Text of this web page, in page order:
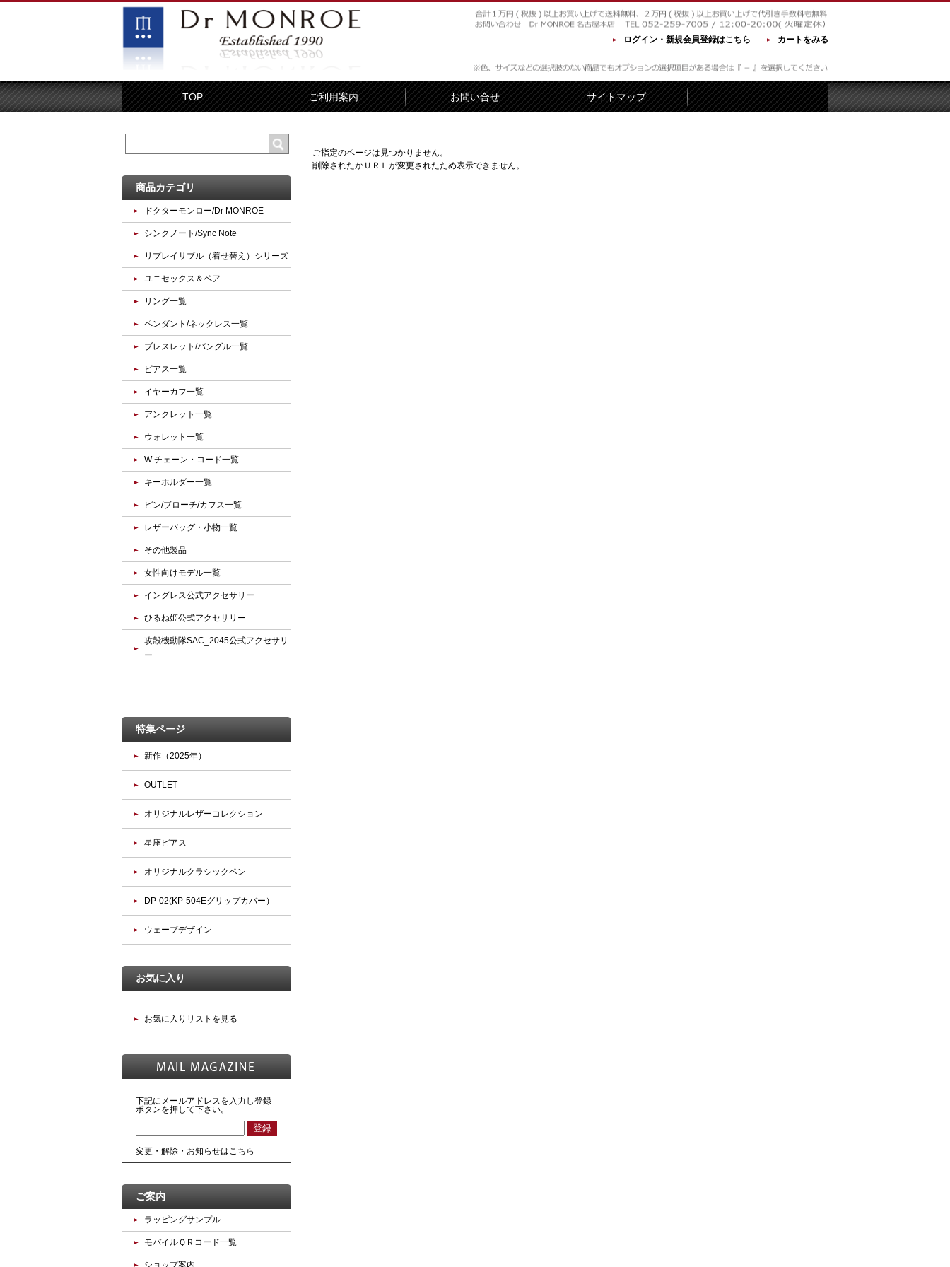
ログイン・新規会員登録はこちら カートをみる
TOP ご利用案内 お問い合せ サイトマップ
ご指定のページは見つかりません。
削除されたかＵＲＬが変更されたため表示できません。
商品カテゴリ
ドクターモンロー/Dr MONROE
シンクノート/Sync Note
リプレイサブル（着せ替え）シリーズ
ユニセックス＆ペア
リング一覧
ペンダント/ネックレス一覧
ブレスレット/バングル一覧
ピアス一覧
イヤーカフ一覧
アンクレット一覧
ウォレット一覧
W チェーン・コード一覧
キーホルダー一覧
ピン/ブローチ/カフス一覧
レザーバッグ・小物一覧
その他製品
女性向けモデル一覧
イングレス公式アクセサリー
ひるね姫公式アクセサリー
攻殻機動隊SAC_2045公式アクセサリ
ー
特集ページ
新作（2025年）
OUTLET
オリジナルレザーコレクション
星座ピアス
オリジナルクラシックペン
DP-02(KP-504Eグリップカバー）
ウェーブデザイン
お気に入り
お気に入りリストを見る
下記にメールアドレスを入力し登録
ボタンを押して下さい。
変更・解除・お知らせはこちら
ご案内
ラッピングサンプル
モバイルＱＲコード一覧
ショップ案内